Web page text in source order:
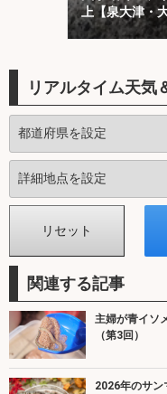
上【泉大津・
リアルタイム天気
関連する記事
主婦が青イソ
（第3回）
2026年のサ